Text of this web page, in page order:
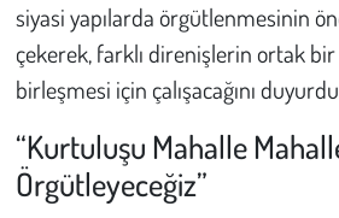
siyasi yapılarda örgütlenmesinin
çekerek, farklı direnişlerin ortak
birleşmesi için çalışacağını
“Kurtuluşu Mahalle
Örgütleyeceğiz”